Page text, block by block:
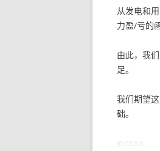
从发电和
力盈/亏的
由此，我
足。
我们期望
础。
ID:93200